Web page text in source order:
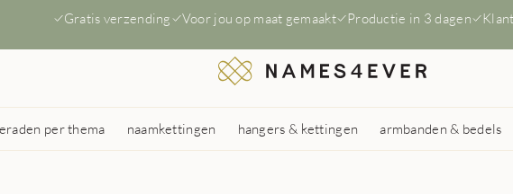
Gratis verzending Voor jou op maat gemaakt Productie in 3 dagen
per thema naamkettingen hangers & kettingen armbanden & bedels